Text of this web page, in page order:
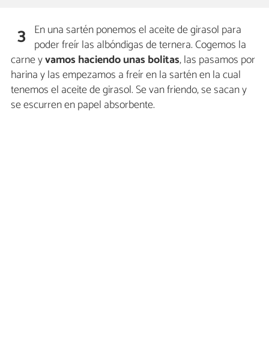
3 En una sartén ponemos el aceite de girasol para
poder freír las albóndigas de ternera. Cogemos la
carne yvamos haciendo unas bolitas, las pasamos por
harina y las empezamos a freír en la sartén en la cual
tenemos el aceite de girasol. Se van friendo, se sacan y
se escurren en papel absorbente.